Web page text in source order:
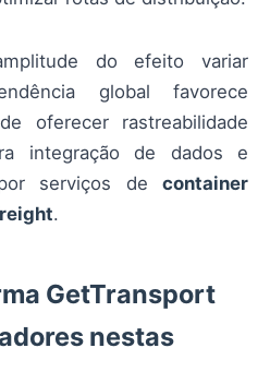
do efeito variar
global favorece
oferecer rastreabilidade
integração de dados e
serviços de container
.
GetTransport
nestas